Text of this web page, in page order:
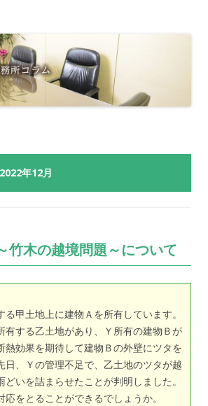
2022年12月
竹木の越境問題～について
甲土地上に建物Ａを所有しています。
有する乙土地があり、Ｙ所有の建物Ｂが
熱効果を期待して建物Ｂの外壁にツタを
日、Ｙの管理不足で、乙土地のツタが越
いを詰まらせたことが判明しました。
応をとることができるでしょうか。